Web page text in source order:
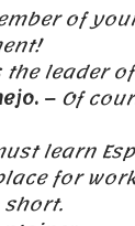
of
leader
–Of
learn
for